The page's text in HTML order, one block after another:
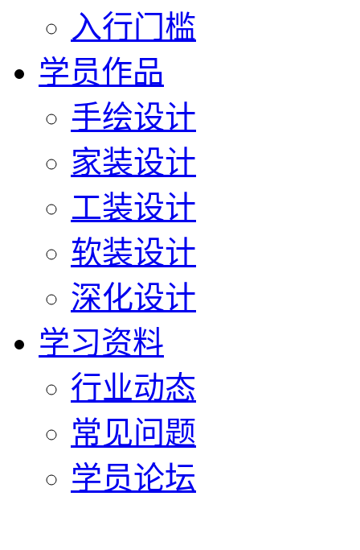
入行门槛
学员作品
手绘设计
家装设计
工装设计
软装设计
深化设计
学习资料
行业动态
常见问题
学员论坛